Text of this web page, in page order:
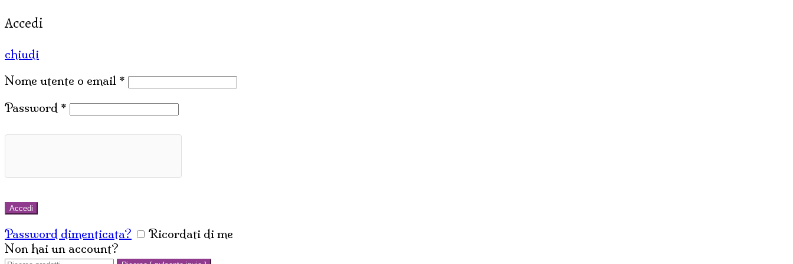
Accedi
chiudi
Nome utente o email *
Password *
Accedi
Password dimenticata?
Ricordati di me
Non hai un account?